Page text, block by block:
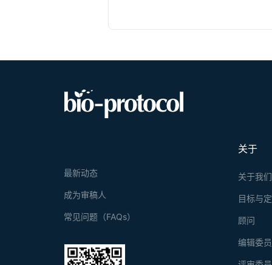
关于
关于我们
目标与
顾问
编辑委
最新动态
成为审稿人
常见问题（FAQs）